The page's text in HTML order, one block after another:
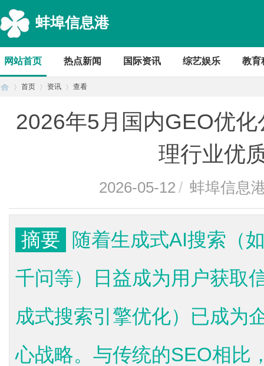
蚌埠信息港
网站首页 热点新闻 国际资讯 综艺娱乐 教育
首页 资讯 查看
2026年5月国内GEO优
理行业优
2026-05-12 / 蚌埠信息
摘要
随着生成式AI搜索（
千问等）日益成为用户获取
成式搜索引擎优化）已成为
心战略。与传统的SEO相比